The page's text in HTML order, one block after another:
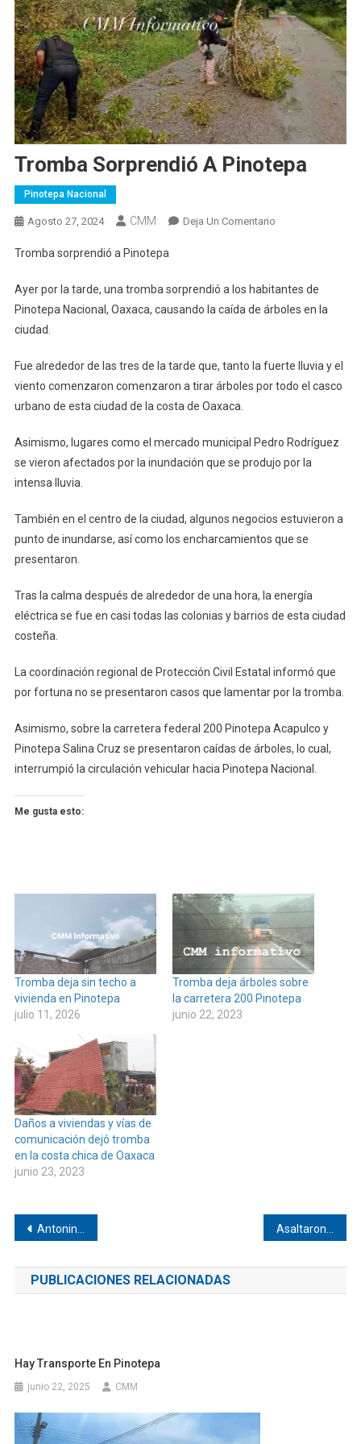
Tromba Sorprendió A Pinotepa
Pinotepa Nacional
Agosto 27, 2024 CMM Deja Un ComentarioEn
Pinotepa
Tromba sorprendió a Pinotepa
Ayer por la tarde, una tromba sorprendió a los habitantes de
Pinotepa Nacional, Oaxaca, causando la caída de árboles en la
ciudad.
Fue alrededor de las tres de la tarde que, tanto la fuerte lluvia y el
viento comenzaron comenzaron a tirar árboles por todo el casco
urbano de esta ciudad de la costa de Oaxaca.
Asimismo, lugares como el mercado municipal Pedro Rodríguez
se vieron afectados por la inundación que se produjo por la
intensa lluvia.
También en el centro de la ciudad, algunos negocios estuvieron a
punto de inundarse, así como los encharcamientos que se
presentaron.
Tras la calma después de alrededor de una hora, la energía
eléctrica se fue en casi todas las colonias y barrios de esta ciudad
costeña.
La coordinación regional de Protección Civil Estatal informó que
por fortuna no se presentaron casos que lamentar por la tromba.
Asimismo, sobre la carretera federal 200 Pinotepa Acapulco y
Pinotepa Salina Cruz se presentaron caídas de árboles, lo cual,
interrumpió la circulación vehicular hacia Pinotepa Nacional.
Me gusta esto:
Tromba deja sin techo a
vivienda en Pinotepa
julio 11, 2026
Tromba deja árboles sobre
la carretera 200 Pinotepa
junio 22, 2023
Daños a viviendas y vías de
comunicación dejó tromba
en la costa chica de Oaxaca
junio 23, 2023
Navegación
de
entradas
Antonino Morales Toledo se registra como Senador de la República en la LXVI Legislatura
PUBLICACIONES RELACIONADAS
Hay Transporte En Pinotepa
junio 22, 2025 CMM